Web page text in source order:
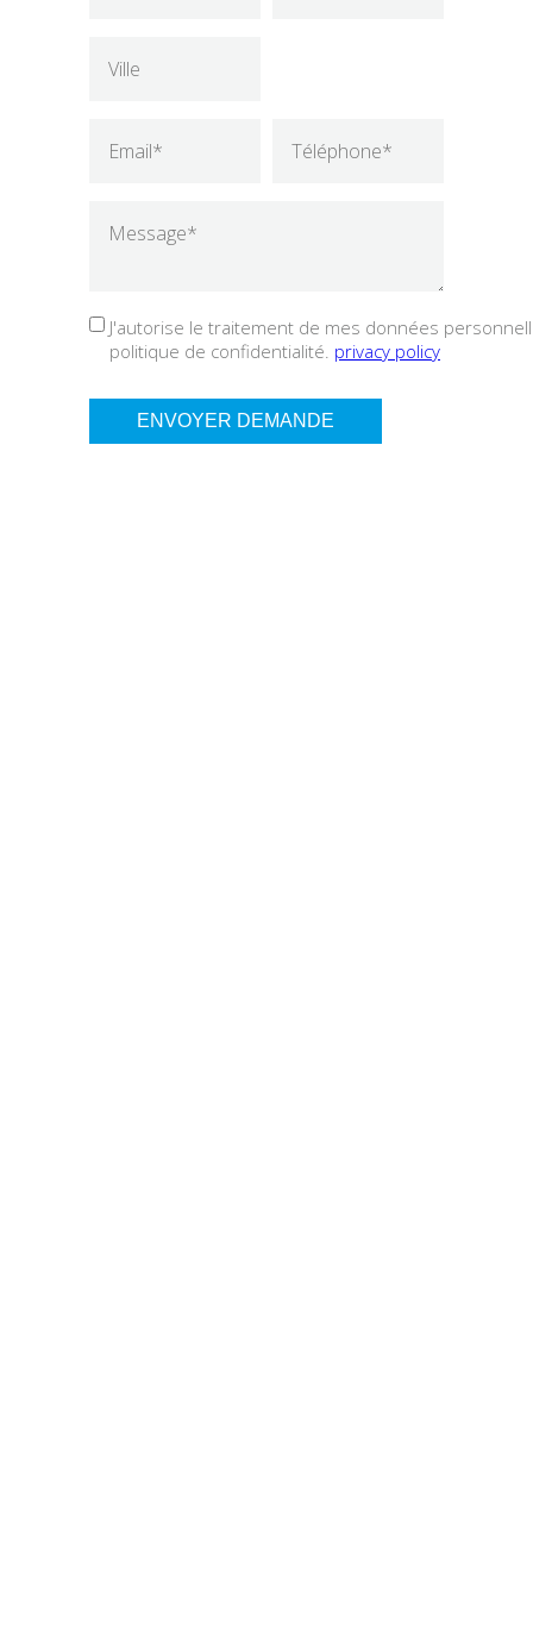
J'autorise le traitement de mes données
politique de confidentialité. privacy policy